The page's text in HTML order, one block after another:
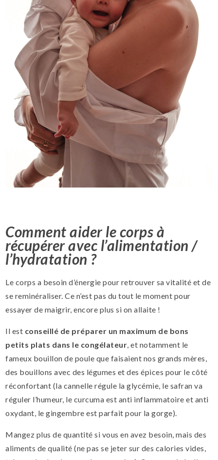
Comment aider le corps à
récupérer avec l’alimentation /
l’hydratation ?
Le corps a besoin d’énergie pour retrouver sa vitalité et de
se reminéraliser. Ce n’est pas du tout le moment pour
essayer de maigrir, encore plus si on allaite !
Il est conseillé de préparer un maximum de bons
petits plats dans le congélateur, et notamment le
fameux bouillon de poule que faisaient nos grands mères,
des bouillons avec des légumes et des épices pour le côté
réconfortant (la cannelle régule la glycémie, le safran va
réguler l’humeur, le curcuma est anti inflammatoire et anti
oxydant, le gingembre est parfait pour la gorge).
Mangez plus de quantité si vous en avez besoin, mais des
aliments de qualité (ne pas se jeter sur des calories vides,